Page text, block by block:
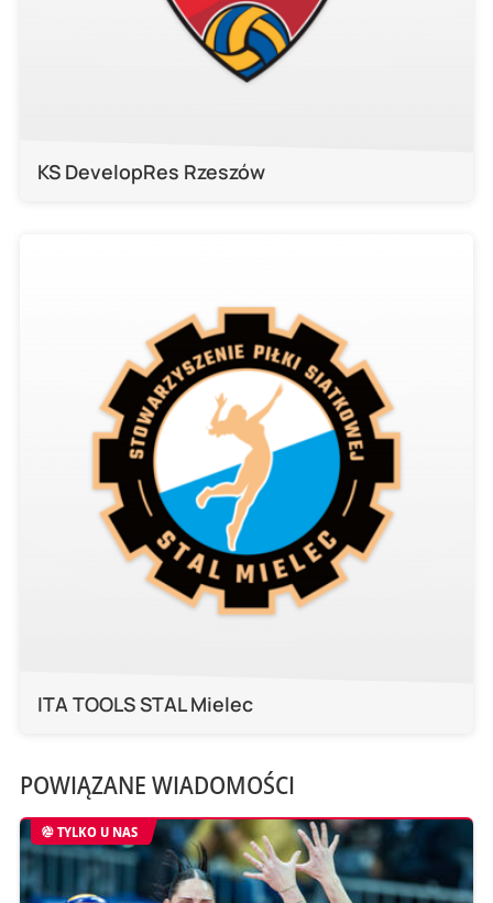
KS DevelopRes Rzeszów
ITA TOOLS STAL Mielec
POWIĄZANE WIADOMOŚCI
TYLKO U NAS